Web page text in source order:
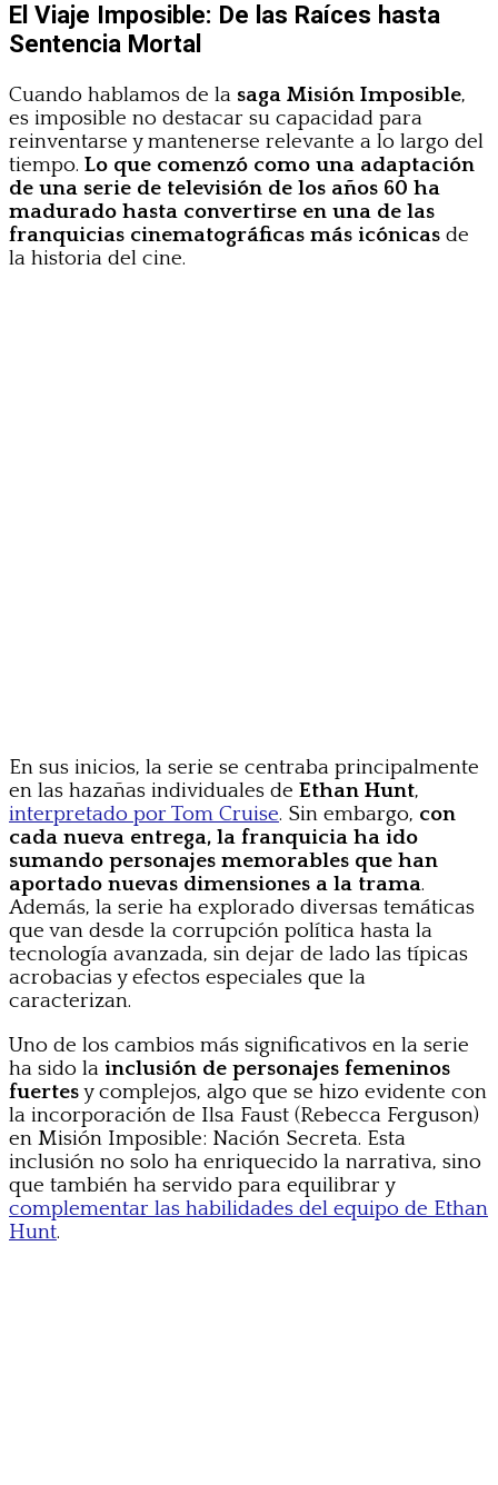
El Viaje Imposible: De las Raíces hasta
Sentencia Mortal
Cuando hablamos de la saga Misión Imposible,
es imposible no destacar su capacidad para
reinventarse y mantenerse relevante a lo largo del
tiempo. Lo que comenzó como una adaptación
de una serie de televisión de los años 60 ha
madurado hasta convertirse en una de las
franquicias cinematográficas más icónicas de
la historia del cine.
En sus inicios, la serie se centraba principalmente
en las hazañas individuales de Ethan Hunt,
interpretado por Tom Cruise. Sin embargo, con
cada nueva entrega, la franquicia ha ido
sumando personajes memorables que han
aportado nuevas dimensiones a la trama.
Además, la serie ha explorado diversas temáticas
que van desde la corrupción política hasta la
tecnología avanzada, sin dejar de lado las típicas
acrobacias y efectos especiales que la
caracterizan.
Uno de los cambios más significativos en la serie
ha sido la inclusión de personajes femeninos
fuertesy complejos, algo que se hizo evidente con
la incorporación de Ilsa Faust (Rebecca Ferguson)
en Misión Imposible: Nación Secreta. Esta
inclusión no solo ha enriquecido la narrativa, sino
que también ha servido para equilibrar y
complementar las habilidades del equipo de Ethan
Hunt.